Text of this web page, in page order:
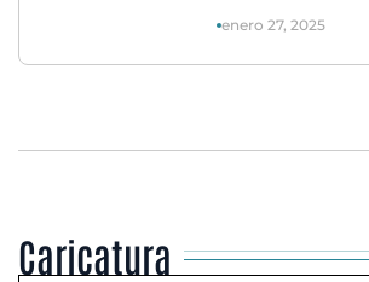
enero 27, 2025
Caricatura